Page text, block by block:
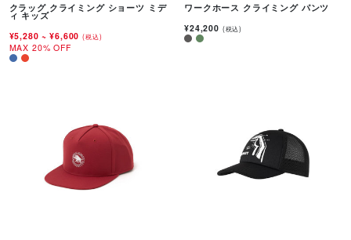
クラッグ クライミング ショーツ ミデ
ィ キッズ
¥5,280~ ¥6,600(税込)
MAX 20% OFF
ワークホース クライミング パンツ
¥24,200 (税込)